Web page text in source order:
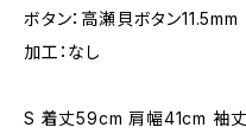
ボタン：高瀬貝ボタン11.5mm
加工：なし
S 着丈59cm 肩幅41cm 袖